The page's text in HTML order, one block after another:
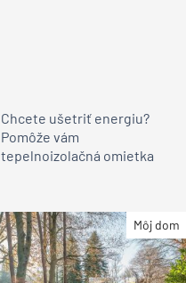
Chcete ušetriť energiu?
Pomôže vám
tepelnoizolačná omietka
Môj dom